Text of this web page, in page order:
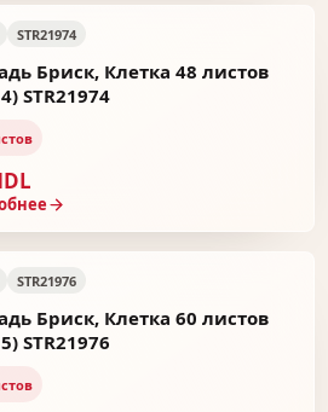
STR21974
Бриск, Клетка 48 листов
STR21974
STR21976
Бриск, Клетка 60 листов
STR21976